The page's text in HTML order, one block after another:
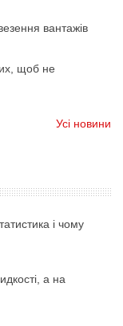
вантажів
щоб не
Усі новини
і чому
а на